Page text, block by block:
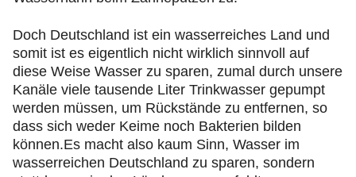
Doch Deutschland ist ein wasserreiches Land und
somit ist es eigentlich nicht wirklich sinnvoll auf
diese Weise Wasser zu sparen, zumal durch unsere
Kanäle viele tausende Liter Trinkwasser gepumpt
werden müssen, um Rückstände zu entfernen, so
dass sich weder Keime noch Bakterien bilden
können.Es macht also kaum Sinn, Wasser im
wasserreichen Deutschland zu sparen, sondern